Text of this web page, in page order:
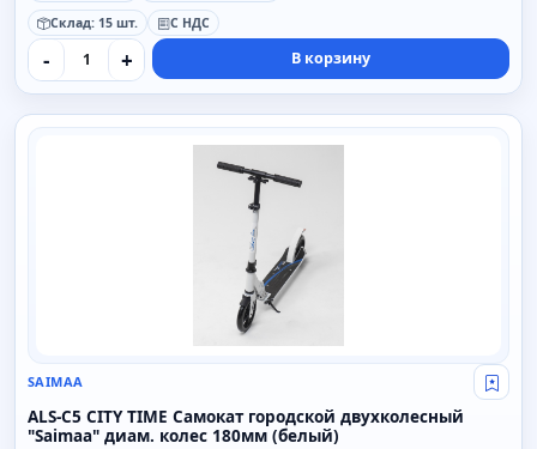
Склад: 15 шт.
С НДС
- + В корзину
SAIMAA
SAIMAA Свой
ALS-C5 CITY TIME Самокат городской двухколесный
"Saimaa" диам. колес 180мм (белый)